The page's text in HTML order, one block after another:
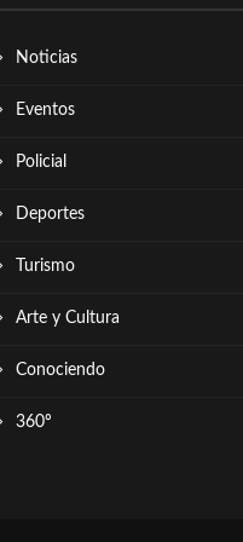
Noticias
Eventos
Policial
Deportes
Turismo
Arte y Cultura
Conociendo
360º